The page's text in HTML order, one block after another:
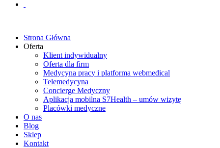
Strona Główna
Oferta
Klient indywidualny
Oferta dla firm
Medycyna pracy i platforma webmedical
Telemedycyna
Concierge Medyczny
Aplikacja mobilna S7Health – umów wizytę
Placówki medyczne
O nas
Blog
Sklep
Kontakt